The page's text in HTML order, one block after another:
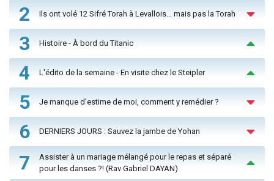
2 Ils ont volé 12 Sifré Torah à Levallois… mais pas la Torah
3 Histoire - À bord du Titanic
4 L'édito de la semaine - En visite chez le Steipler
5 Je manque d'estime de moi, comment y remédier ?
6 DERNIERS JOURS : Sauvez la jambe de Yohan
7
Assister à un mariage mélangé pour le repas et séparé
pour les danses ?! (Rav Gabriel DAYAN)